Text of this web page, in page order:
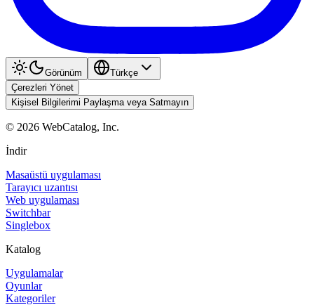
Görünüm
Türkçe
Çerezleri Yönet
Kişisel Bilgilerimi Paylaşma veya Satmayın
© 2026 WebCatalog, Inc.
İndir
Masaüstü uygulaması
Tarayıcı uzantısı
Web uygulaması
Switchbar
Singlebox
Katalog
Uygulamalar
Oyunlar
Kategoriler